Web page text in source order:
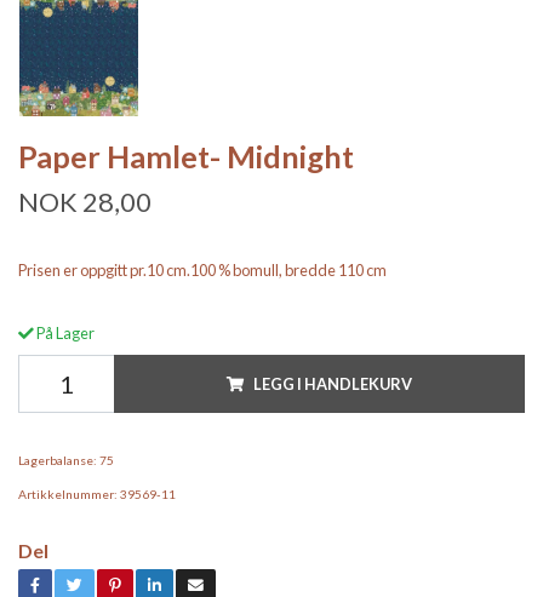
Paper Hamlet- Midnight
NOK 28,00
Prisen er oppgitt pr.10 cm.100 % bomull, bredde 110 cm
På Lager
LEGG I HANDLEKURV
Lagerbalanse: 75
Artikkelnummer: 39569-11
Del